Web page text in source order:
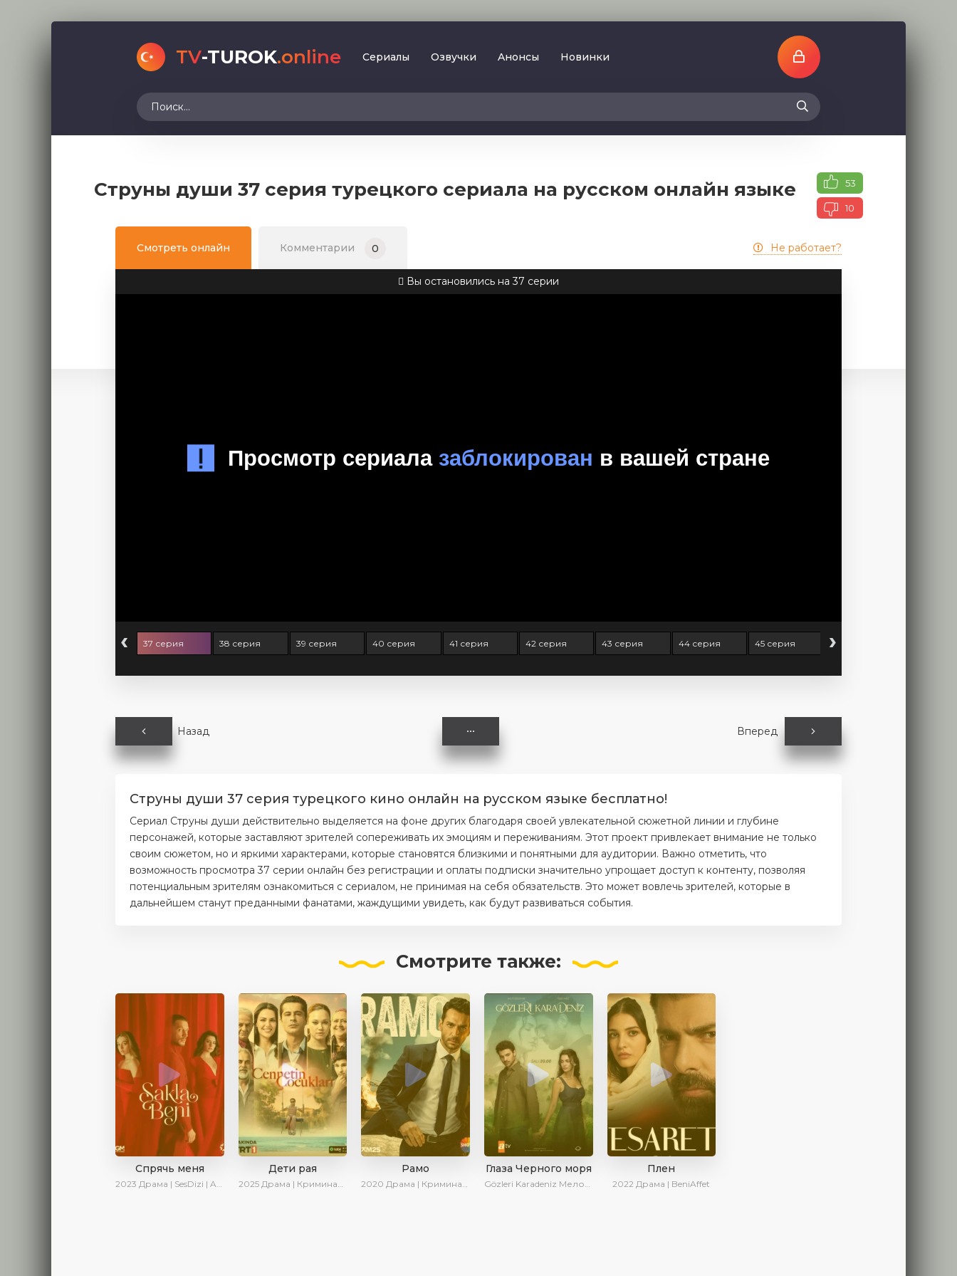
TV-TUROK.online Сериалы
Детектив
Боевик
Oзвучки
AveTurk
Aнoнcы Новинки
Струны души 37 серия турецкого сериала на русском онлайн языке 53
10
Смотреть онлайн Комментарии 0 Не работает?
Вы остановились на 37 серии
‹ 37 серия 38 серия 39 серия 40 серия 41 серия 42 серия 43 серия 44 серия 45 серия 46 серия
›
Назад Вперед
Струны души 37 серия турецкого кино онлайн на русском языке бесплатно!
Сериал Струны души действительно выделяется на фоне других благодаря своей увлекательной сюжетной линии и глубине
персонажей, которые заставляют зрителей сопереживать их эмоциям и переживаниям. Этот проект привлекает внимание не только
своим сюжетом, но и яркими характерами, которые становятся близкими и понятными для аудитории. Важно отметить, что
возможность просмотра 37 серии онлайн без регистрации и оплаты подписки значительно упрощает доступ к контенту, позволяя
потенциальным зрителям ознакомиться с сериалом, не принимая на себя обязательств. Это может вовлечь зрителей, которые в
дальнейшем станут преданными фанатами, жаждущими увидеть, как будут развиваться события.
Смотрите также:
Спрячь меня
2023 Драма | SesDizi | AveTurk | AlisaDirilis | Сериалы 2023
Дети рая
2025 Драма | Криминал | AlisaDirilis | Новинки | Сериалы 2025
Рамо
2020 Драма | Криминал | SesDizi | Ирина Котова
Глаза Черного моря
Gözleri Karadeniz Мелодрама | Драма | Новинки | Сериалы 2025
Плен
2022 Драма | BeniAffet